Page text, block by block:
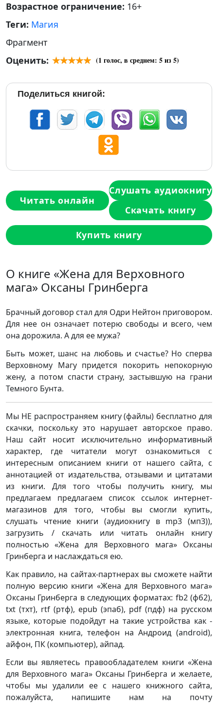
Возрастное ограничение: 16+
Теги: Магия
Фрагмент
Оценить:
(1 голос, в среднем: 5из 5)
Поделиться книгой:
Читать онлайн
Слушать аудиокнигу
Скачать книгу
Купить книгу
О книге «Жена для Верховного
мага» Оксаны Гринберга
Брачный договор стал для Одри Нейтон приговором.
Для нее он означает потерю свободы и всего, чем
она дорожила. А для ее мужа?
Быть может, шанс на любовь и счастье? Но сперва
Верховному Магу придется покорить непокорную
жену, а потом спасти страну, застывшую на грани
Темного Бунта.
Мы НЕ распространяем книгу (файлы) бесплатно для
скачки, поскольку это нарушает авторское право.
Наш сайт носит исключительно информативный
характер, где читатели могут ознакомиться с
интересным описанием книги от нашего сайта, с
аннотацией от издательства, отзывами и цитатами
из книги. Для того чтобы получить книгу, мы
предлагаем предлагаем список ссылок интернет-
магазинов для того, чтобы вы смогли купить,
слушать чтение книги (аудиокнигу в mp3 (мп3)),
загрузить / скачать или читать онлайн книгу
полностью «Жена для Верховного мага» Оксаны
Гринберга и наслаждаться ею.
Как правило, на сайтах-партнерах вы сможете найти
полную версию книги «Жена для Верховного мага»
Оксаны Гринберга в следующих форматах: fb2 (фб2),
txt (тхт), rtf (ртф), epub (эпаб), pdf (пдф) на русском
языке, которые подойдут на такие устройства как -
электронная книга, телефон на Андроид (android),
айфон, ПК (компьютер), айпад.
Если вы являетесь правообладателем книги «Жена
для Верховного мага» Оксаны Гринберга и желаете,
чтобы мы удалили ее с нашего книжного сайта,
пожалуйста, напишите нам на почту